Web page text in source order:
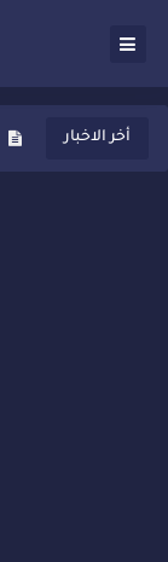
أخر الاخبار